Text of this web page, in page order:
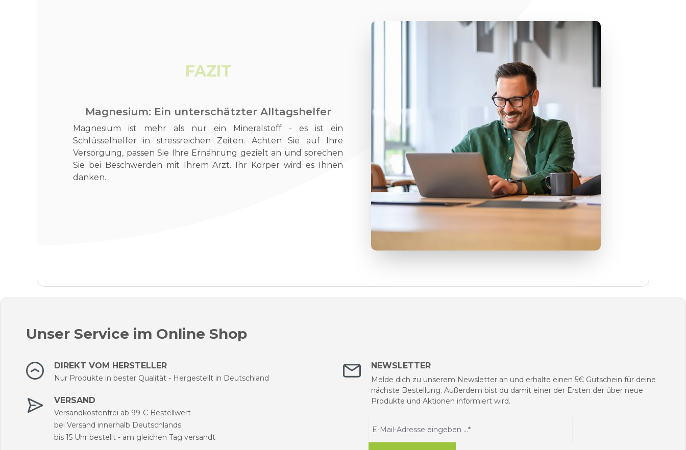
FAZIT
Magnesium: Ein unterschätzter Alltagshelfer
Magnesium ist mehr als nur ein Mineralstoff - es ist ein
Schlüsselhelfer in stressreichen Zeiten. Achten Sie auf Ihre
Versorgung, passen Sie Ihre Ernährung gezielt an und sprechen
Sie bei Beschwerden mit Ihrem Arzt. Ihr Körper wird es Ihnen
danken.
Unser Service im Online Shop
DIREKT VOM HERSTELLER
Nur Produkte in bester Qualität - Hergestellt in Deutschland
VERSAND
Versandkostenfrei ab 99 € Bestellwert
bei Versand innerhalb Deutschlands
bis 15 Uhr bestellt - am gleichen Tag versandt
NEWSLETTER
Melde dich zu unserem Newsletter an und erhalte einen 5€ Gutschein für deine
nächste Bestellung. Außerdem bist du damit einer der Ersten der über neue
Produkte und Aktionen informiert wird.